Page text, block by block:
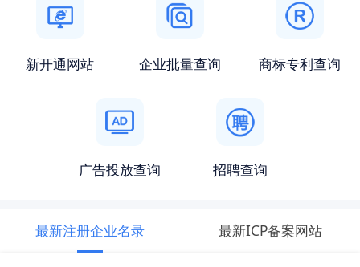
新开通网站 企业批量查询 商标专利查询
广告投放查询 招聘查询
最新注册企业名录 最新ICP备案网站